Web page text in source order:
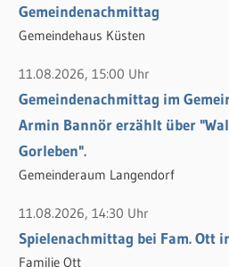
h
:
Gemeindenachmittag
Gemeindehaus Küsten
11.08.2026, 15:00 Uhr
Gemeindenachmittag im
Armin Bannör erzählt über
Gorleben".
Gemeinderaum Langendorf
11.08.2026, 14:30 Uhr
Spielenachmittag bei Fam. Ott
Familie Ott